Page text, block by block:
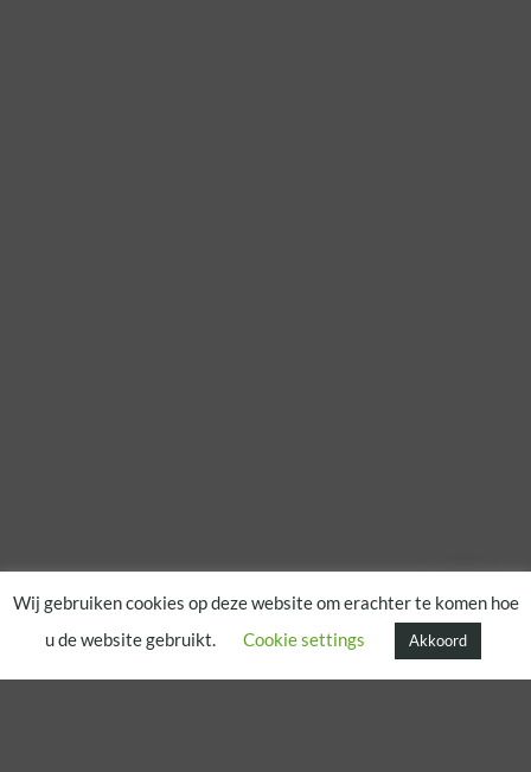
Wij gebruiken cookies op deze website om erachter te komen hoe
u de website gebruikt.
Cookie settings Akkoord